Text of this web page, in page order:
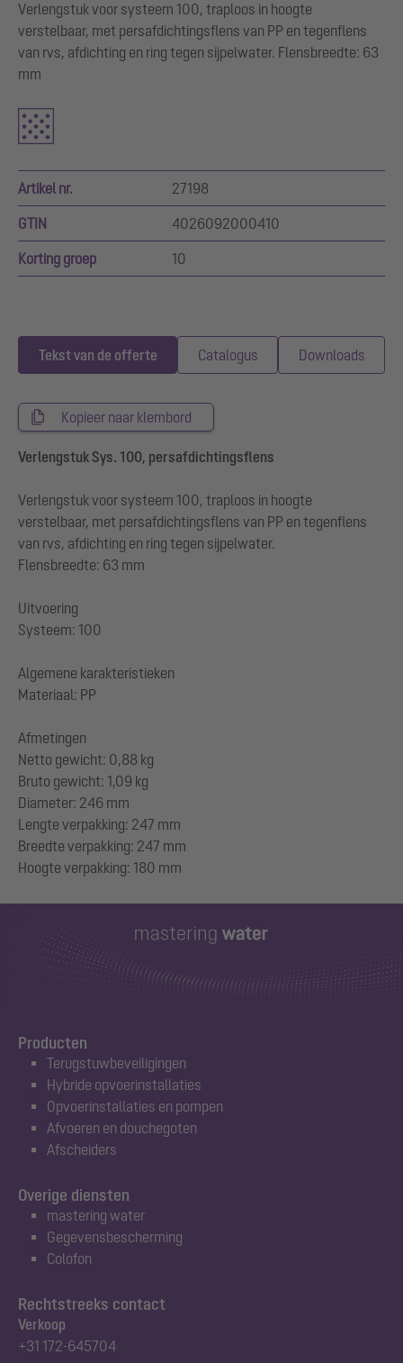
Verlengstuk voor systeem 100, traploos in hoogte
verstelbaar, met persafdichtingsflens van PP en tegenflens
van rvs, afdichting en ring tegen sijpelwater. Flensbreedte: 63
mm
Artikel nr. 27198
GTIN 4026092000410
Korting groep 10
Tekst van de offerte Catalogus Downloads
Kopieer naar klembord
Verlengstuk Sys. 100, persafdichtingsflens
Verlengstuk voor systeem 100, traploos in hoogte
verstelbaar, met persafdichtingsflens van PP en tegenflens
van rvs, afdichting en ring tegen sijpelwater.
Flensbreedte: 63 mm
Uitvoering
Systeem: 100
Algemene karakteristieken
Materiaal: PP
Afmetingen
Netto gewicht: 0,88 kg
Bruto gewicht: 1,09 kg
Diameter: 246 mm
Lengte verpakking: 247 mm
Breedte verpakking: 247 mm
Producten
Terugstuwbeveiligingen
Hybride opvoerinstallaties
Opvoerinstallaties en pompen
Afvoeren en douchegoten
Afscheiders
Rechtstreeks contact
Verkoop
+31 172-645704
Overige diensten
mastering water
Gegevensbescherming
Colofon